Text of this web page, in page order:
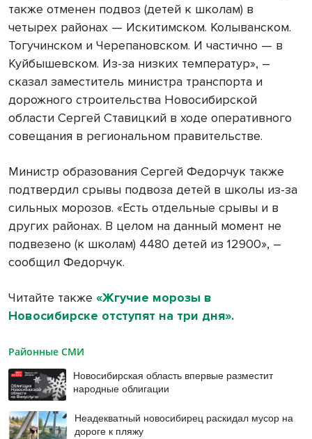
также отменен подвоз (детей к школам) в
четырех районах — Искитимском. Колыванском.
Тогучинском и Черепановском. И частично — в
Куйбышевском. Из-за низких температур», –
сказал заместитель министра транспорта и
дорожного строительства Новосибирской
области Сергей Ставицкий в ходе оперативного
совещания в региональном правительстве.
Министр образования Сергей Федорчук также
подтвердил срывы подвоза детей в школы из-за
сильных морозов. «Есть отдельные срывы и в
других районах. В целом на данный момент не
подвезено (к школам) 4480 детей из 12900», –
сообщил Федорчук.
Читайте также «Жгучие морозы в
Новосибирске отступят на три дня».
Районные СМИ
Новосибирская область впервые разместит
народные облигации
Неадекватный новосибирец раскидал мусор на
дороге к пляжу